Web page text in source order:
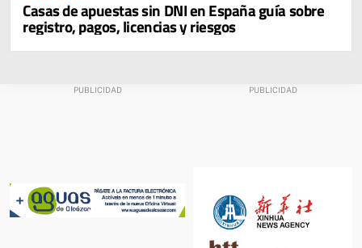
Casas de apuestas sin DNI en España guía sobre
registro, pagos, licencias y riesgos